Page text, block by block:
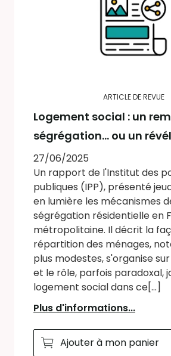
ARTICLE DE REVUE
Logement social : un
ségrégation… ou un
27/06/2025
Un rapport de l'Institut des
publiques (IPP), présenté
en lumière les mécanismes
ségrégation résidentielle en
métropolitaine. Il décrit la
répartition des ménages,
plus modestes, s'organise
et le rôle, parfois paradoxal,
logement social dans ce[...]
Plus d'informations...
Ajouter à mon panier